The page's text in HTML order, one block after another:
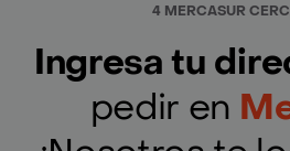
4 MERCASUR
Ingresa tu
pedir en